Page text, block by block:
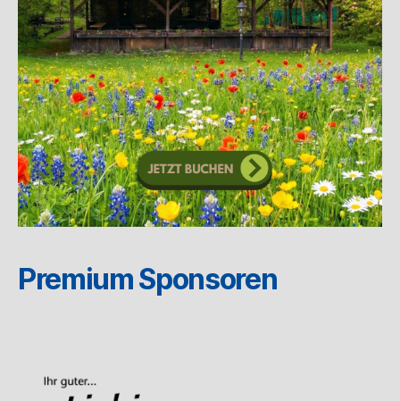
Premium Sponsoren